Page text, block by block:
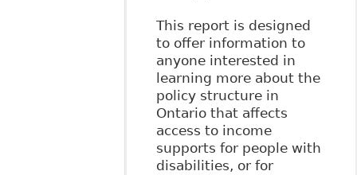
This report is designed
to offer information to
anyone interested in
learning more about the
policy structure in
Ontario that affects
access to income
supports for people with
disabilities, or for